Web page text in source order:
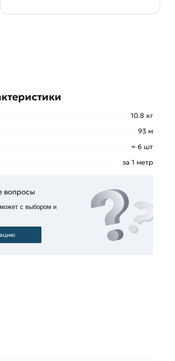
10.8 кг
93 м
≈ 6 шт
за 1 метр
вопросы
с выбором и